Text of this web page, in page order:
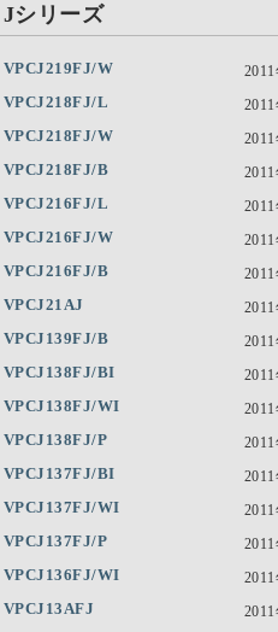
Jシリーズ
VPCJ219FJ/W
VPCJ218FJ/L
VPCJ218FJ/W
VPCJ218FJ/B
VPCJ216FJ/L
VPCJ216FJ/W
VPCJ216FJ/B
VPCJ21AJ
VPCJ139FJ/B
VPCJ138FJ/BI
VPCJ138FJ/WI
VPCJ138FJ/P
VPCJ137FJ/BI
VPCJ137FJ/WI
VPCJ137FJ/P
VPCJ136FJ/WI
VPCJ13AFJ